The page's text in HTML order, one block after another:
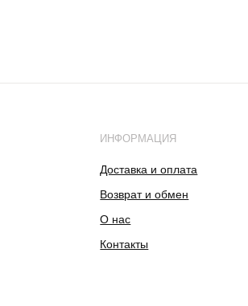
ИНФОРМАЦИЯ
Доставка и оплата
Возврат и обмен
О нас
Контакты